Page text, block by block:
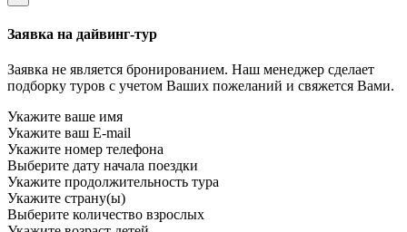
Заявка на дайвинг-тур
Заявка не является бронированием. Наш менеджер сделает
подборку туров с учетом Ваших пожеланий и свяжется Вами.
Укажите ваше имя
Укажите ваш E-mail
Укажите номер телефона
Выберите дату начала поездки
Укажите продолжительность тура
Укажите страну(ы)
Выберите количество взрослых